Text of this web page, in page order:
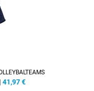
| 41,97€